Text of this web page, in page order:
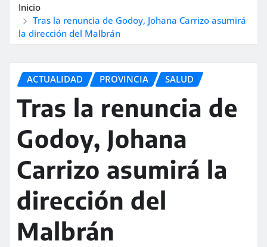
Inicio
Tras la renuncia de Godoy, Johana Carrizo asumirá
la dirección del Malbrán
ACTUALIDAD PROVINCIA SALUD
Tras la renuncia de
Godoy, Johana
Carrizo asumirá la
dirección del
Malbrán